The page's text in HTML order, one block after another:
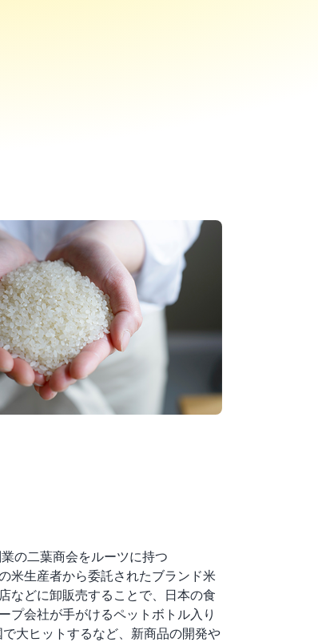
の二葉商会をルーツに持つ
米生産者から委託されたブランド米
などに卸販売することで、日本の食
プ会社が手がけるペットボトル入り
大ヒットするなど、新商品の開発や